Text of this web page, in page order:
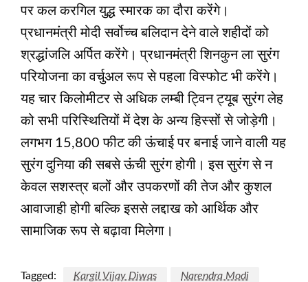
पर कल करगिल युद्ध स्‍मारक का दौरा करेंगे।
प्रधानमंत्री मोदी सर्वोच्च बलिदान देने वाले शहीदों को
श्रद्धांजलि अर्पित करेंगे। प्रधानमंत्री शिनकुन ला सुरंग
परियोजना का वर्चुअल रूप से पहला विस्फोट भी करेंगे।
यह चार किलोमीटर से अधिक लम्‍बी ट्विन ट्यूब सुरंग लेह
को सभी परिस्थितियों में देश के अन्‍य हिस्‍सों से जोड़ेगी।
लगभग 15,800 फीट की ऊंचाई पर बनाई जाने वाली यह
सुरंग दुनिया की सबसे ऊंची सुरंग होगी। इस सुरंग से न
केवल सशस्‍त्र बलों और उपकरणों की तेज और कुशल
आवाजाही होगी बल्कि इससे लद्दाख को आर्थिक और
सामाजिक रूप से बढ़ावा मिलेगा।
Tagged: Kargil Vijay Diwas Narendra Modi